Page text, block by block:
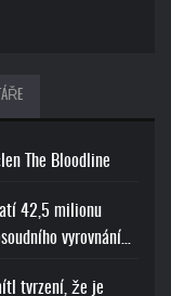
The Bloodline
42,5 milionu
vyrovnání…
tvrzení, že je